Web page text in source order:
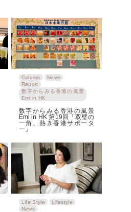
Column
News
Report
数字からみる香港の風景
Emi in HK
数字からみる香港の風景
Emi in HK 第19回「双璧の
一角、熱き香港サポータ
ー」
Life Style
Lifestyle
News